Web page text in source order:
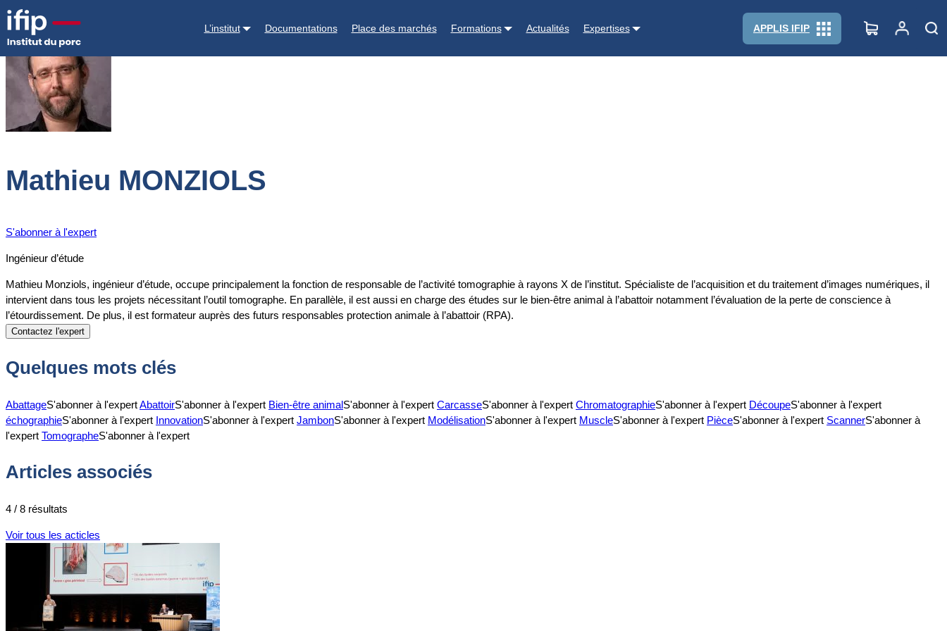
L’institut Documentations Place des marchés Formations Actualités Expertises APPLIS IFIP
Accueil Expertises
Mathieu MONZIOLS
S'abonner à l'expert
Ingénieur d’étude
Mathieu Monziols, ingénieur d’étude, occupe principalement la fonction de responsable de l’activité tomographie à rayons X de l’institut. Spécialiste de l’acquisition et du traitement d’images numériques, il
intervient dans tous les projets nécessitant l’outil tomographe. En parallèle, il est aussi en charge des études sur le bien-être animal à l’abattoir notamment l’évaluation de la perte de conscience à
l’étourdissement. De plus, il est formateur auprès des futurs responsables protection animale à l’abattoir (RPA).
Contactez l'expert
Quelques mots clés
AbattageS'abonner à l'expertAbattoirS'abonner à l'expert Bien-être animalS'abonner à l'expert CarcasseS'abonner à l'expert ChromatographieS'abonner à l'expert DécoupeS'abonner à l'expert
échographieS'abonner à l'expert InnovationS'abonner à l'expert JambonS'abonner à l'expert ModélisationS'abonner à l'expert MuscleS'abonner à l'expert PièceS'abonner à l'expert ScannerS'abonner à
l'expert TomographeS'abonner à l'expert
Articles associés
4 / 8 résultats
Voir tous les acticles